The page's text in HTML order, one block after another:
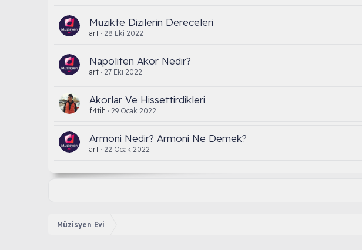
Müzikte Dizilerin Dereceleri
art 28 Eki 2022
Napoliten Akor Nedir?
art 27 Eki 2022
Akorlar Ve Hissettirdikleri
f4tih 29 Ocak 2022
Armoni Nedir? Armoni Ne Demek?
art 22 Ocak 2022
Müzisyen Evi